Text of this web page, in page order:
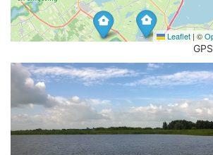
Leaflet | ©
GPS